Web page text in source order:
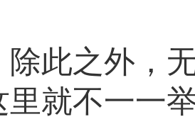
之外，无
里就不一一